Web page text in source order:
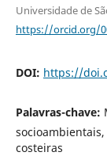
Universidade de
https://orcid.org/
DOI: https://
Palavras-chave:
costeiras